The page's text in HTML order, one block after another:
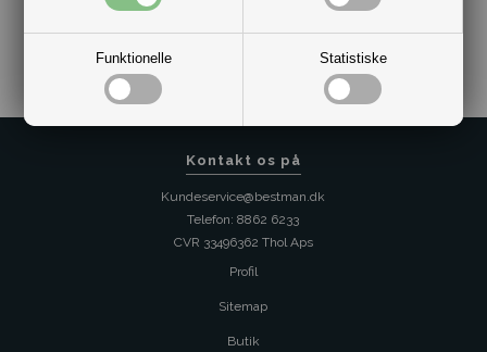
Funktionelle Statistiske
Kontakt os på
Kundeservice@bestman.dk
Telefon: 8862 6233
CVR 33496362 Thol Aps
Profil
Sitemap
Butik